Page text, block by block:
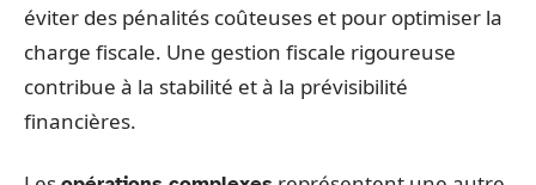
éviter des pénalités coûteuses et pour optimiser la
charge fiscale. Une gestion fiscale rigoureuse
contribue à la stabilité et à la prévisibilité
financières.